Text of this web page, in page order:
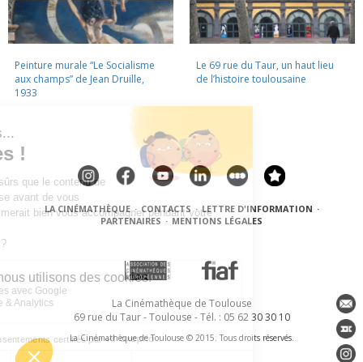
Peinture murale “Le Socialisme
aux champs” de Jean Druille,
1933
Le 69 rue du Taur, un haut lieu
de l’histoire toulousaine
LA CINÉMATHÈQUE · CONTACTS · LETTRE D'INFORMATION ·
PARTENAIRES · MENTIONS LÉGALES
La Cinémathèque de Toulouse
69 rue du Taur - Toulouse - Tél. : 05 62 30 30 10
La Cinémathèque de Toulouse © 2015. Tous droits réservés.